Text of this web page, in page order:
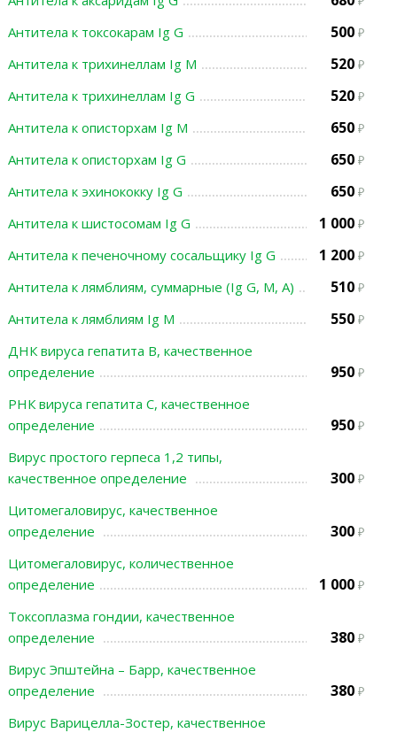
Антитела к токсокарам Ig G 500
Антитела к трихинеллам Ig М 520
Антитела к трихинеллам Ig G 520
Антитела к описторхам Ig М 650
Антитела к описторхам Ig G 650
Антитела к эхинококку Ig G 650
Антитела к шистосомам Ig G 1 000
Антитела к печеночному сосальщику Ig G 1 200
Антитела к лямблиям, суммарные (Ig G, М, А) 510
Антитела к лямблиям Ig М 550
ДНК вируса гепатита В, качественное
определение
950
РНК вируса гепатита С, качественное
определение
950
Вирус простого герпеса 1,2 типы,
качественное определение
300
Цитомегаловирус, качественное
определение
300
Цитомегаловирус, количественное
определение
1 000
Токсоплазма гондии, качественное
определение
380
Вирус Эпштейна – Барр, качественное
определение
380
Вирус Варицелла-Зостер, качественное